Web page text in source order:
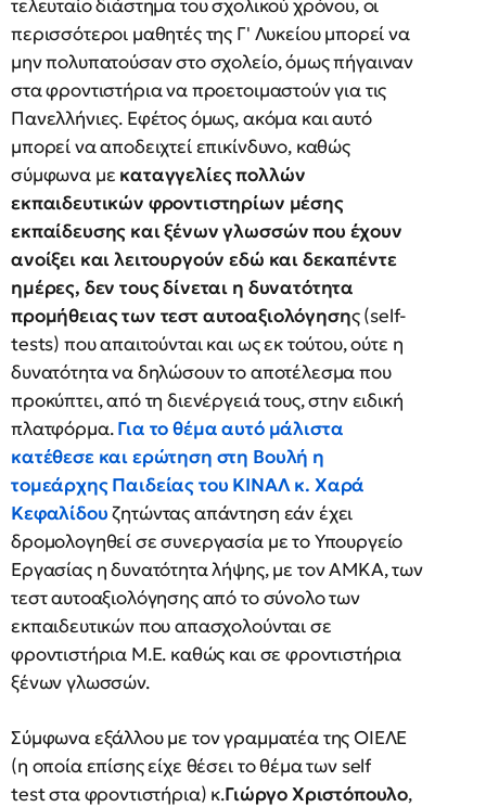
τελευταίο διάστημα του σχολικού χρόνου, οι
περισσότεροι μαθητές της Γ' Λυκείου μπορεί να
μην πολυπατούσαν στο σχολείο, όμως πήγαιναν
στα φροντιστήρια να προετοιμαστούν για τις
Πανελλήνιες. Εφέτος όμως, ακόμα και αυτό
μπορεί να αποδειχτεί επικίνδυνο, καθώς
σύμφωνα με καταγγελίες πολλών
εκπαιδευτικών φροντιστηρίων μέσης
εκπαίδευσης και ξένων γλωσσών που έχουν
ανοίξει και λειτουργούν εδώ και δεκαπέντε
ημέρες, δεν τους δίνεται η δυνατότητα
προμήθειας των τεστ αυτοαξιολόγησης (self-
tests) που απαιτούνται και ως εκ τούτου, ούτε η
δυνατότητα να δηλώσουν το αποτέλεσμα που
προκύπτει, από τη διενέργειά τους, στην ειδική
πλατφόρμα.Για το θέμα αυτό μάλιστα
κατέθεσε και ερώτηση στη Βουλή η
τομεάρχης Παιδείας του ΚΙΝΑΛ κ. Χαρά
Κεφαλίδουζητώντας απάντηση εάν έχει
δρομολογηθεί σε συνεργασία με το Υπουργείο
Εργασίας η δυνατότητα λήψης, με τον ΑΜΚΑ, των
τεστ αυτοαξιολόγησης από το σύνολο των
εκπαιδευτικών που απασχολούνται σε
φροντιστήρια Μ.Ε. καθώς και σε φροντιστήρια
ξένων γλωσσών.
Σύμφωνα εξάλλου με τον γραμματέα της ΟΙΕΛΕ
(η οποία επίσης είχε θέσει το θέμα των self
test στα φροντιστήρια) κ.Γιώργο Χριστόπουλο,